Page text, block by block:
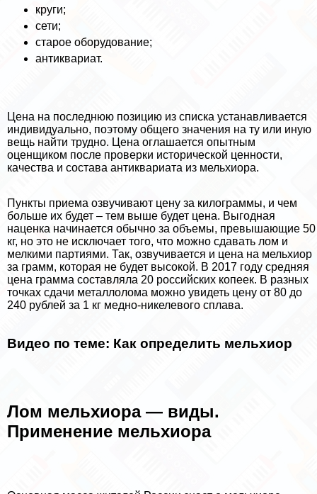
круги;
сети;
старое оборудование;
антиквариат.
Цена на последнюю позицию из списка устанавливается
индивидуально, поэтому общего значения на ту или иную
вещь найти трудно. Цена оглашается опытным
оценщиком после проверки исторической ценности,
качества и состава антиквариата из мельхиора.
Пункты приема озвучивают цену за килограммы, и чем
больше их будет – тем выше будет цена. Выгодная
наценка начинается обычно за объемы, превышающие 50
кг, но это не исключает того, что можно сдавать лом и
мелкими партиями. Так, озвучивается и цена на мельхиор
за грамм, которая не будет высокой. В 2017 году средняя
цена грамма составляла 20 российских копеек. В разных
точках сдачи металлолома можно увидеть цену от 80 до
240 рублей за 1 кг медно-никелевого сплава.
Видео по теме: Как определить мельхиор
Лом мельхиора — виды.
Применение мельхиора